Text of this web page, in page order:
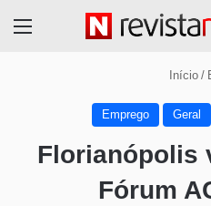
Início /
Emprego Geral
Florianópolis
Fórum